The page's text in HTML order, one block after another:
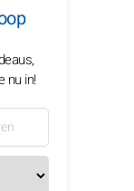
nu in!